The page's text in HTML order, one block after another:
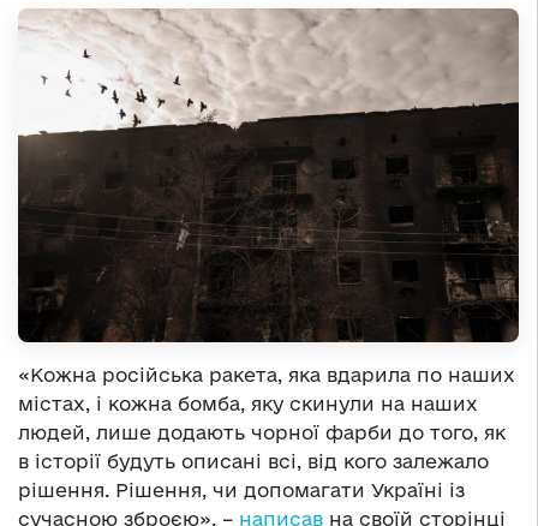
«Кожна російська ракета, яка вдарила по наших
містах, і кожна бомба, яку скинули на наших
людей, лише додають чорної фарби до того, як
в історії будуть описані всі, від кого залежало
рішення. Рішення, чи допомагати Україні із
сучасною зброєю», – написав на своїй сторінці